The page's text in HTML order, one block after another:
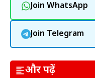
Join WhatsApp
Join Telegram
और पढ़ें